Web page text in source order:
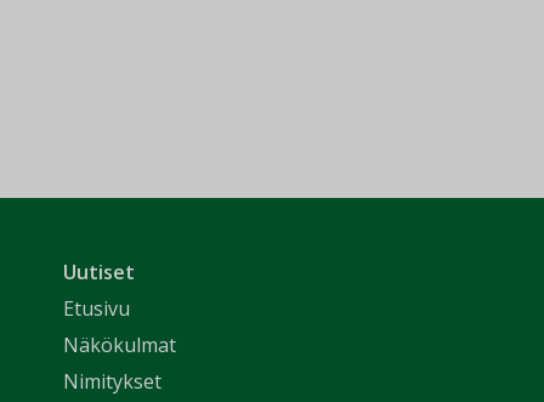
Uutiset
Etusivu
Näkökulmat
Nimitykset